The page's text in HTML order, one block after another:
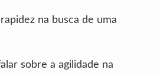
na busca de uma
sobre a agilidade na